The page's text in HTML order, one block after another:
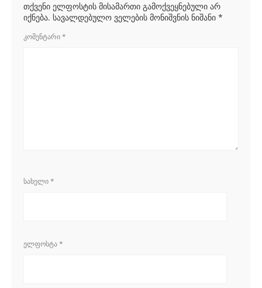
თქვენი ელფოსტის მისამართი გამოქვეყნებული არ
იქნება. სავალდებულო ველების მონიშვნის ნიშანი *
ᲙᲝᲛᲔᲜᲢᲐᲠᲘ*
ᲡᲐᲮᲔᲚᲘ*
ᲔᲚᲤᲝᲡᲢᲐ*